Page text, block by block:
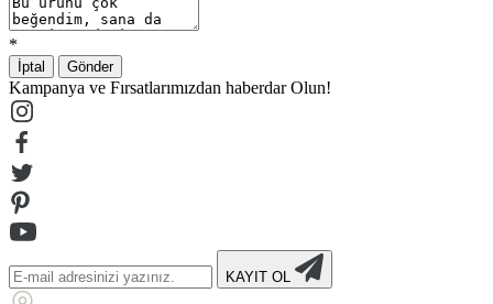
*
İptal Gönder
Kampanya ve Fırsatlarımızdan haberdar Olun!
KAYIT OL